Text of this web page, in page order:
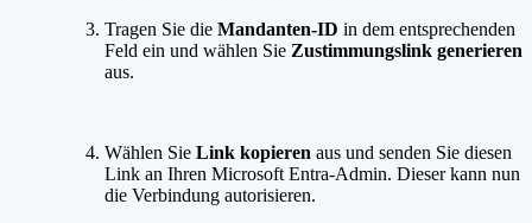
Tragen Sie die Mandanten-ID in dem entsprechenden
Feld ein und wählen Sie Zustimmungslink generieren
aus.
Wählen Sie Link kopieren aus und senden Sie diesen
Link an Ihren Microsoft Entra-Admin. Dieser kann nun
die Verbindung autorisieren.